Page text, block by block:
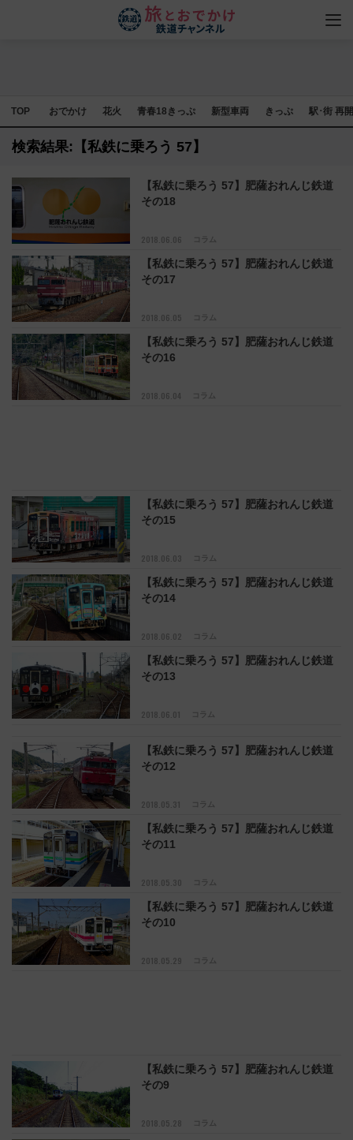
TOP おでかけ 花火 青春18きっぷ 新型車両 きっぷ 駅･街 再
検索結果:【私鉄に乗ろう 57】
2018.06.06 コラム
【私鉄に乗ろう 57】肥薩おれんじ鉄道
その18
2018.06.05 コラム
【私鉄に乗ろう 57】肥薩おれんじ鉄道
その17
2018.06.04 コラム
【私鉄に乗ろう 57】肥薩おれんじ鉄道
その16
2018.06.03 コラム
【私鉄に乗ろう 57】肥薩おれんじ鉄道
その15
2018.06.02 コラム
【私鉄に乗ろう 57】肥薩おれんじ鉄道
その14
2018.06.01 コラム
【私鉄に乗ろう 57】肥薩おれんじ鉄道
その13
2018.05.31 コラム
【私鉄に乗ろう 57】肥薩おれんじ鉄道
その12
2018.05.30 コラム
【私鉄に乗ろう 57】肥薩おれんじ鉄道
その11
2018.05.29 コラム
【私鉄に乗ろう 57】肥薩おれんじ鉄道
その10
2018.05.28 コラム
【私鉄に乗ろう 57】肥薩おれんじ鉄道
その9